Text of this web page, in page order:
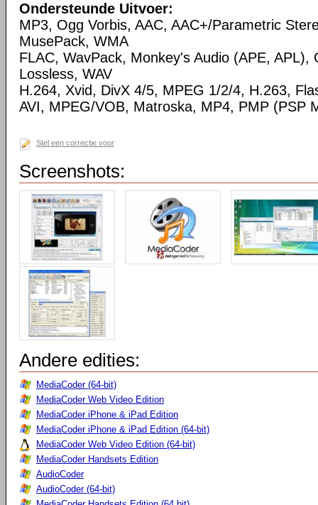
Ondersteunde Uitvoer:
MP3, Ogg Vorbis, AAC, AAC+/Parametric
MusePack, WMA
FLAC, WavPack, Monkey's Audio (APE, APL),
Lossless, WAV
H.264, Xvid, DivX 4/5, MPEG 1/2/4, H.263,
AVI, MPEG/VOB, Matroska, MP4, PMP (PSP
Stel een correctie voor
Screenshots:
Andere edities:
MediaCoder (64-bit)
MediaCoder Web Video Edition
MediaCoder iPhone & iPad Edition
MediaCoder iPhone & iPad Edition (64-bit)
MediaCoder Web Video Edition (64-bit)
MediaCoder Handsets Edition
AudioCoder
AudioCoder (64-bit)